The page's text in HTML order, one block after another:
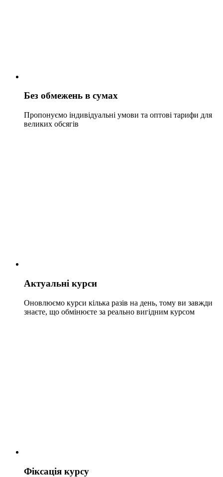
Без обмежень в сумах
Пропонуємо індивідуальні умови та оптові тарифи для
великих обсягів
Актуальні курси
Оновлюємо курси кілька разів на день, тому ви завжди
знаєте, що обмінюєте за реально вигідним курсом
Фіксація курсу